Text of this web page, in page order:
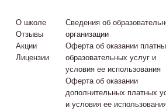
О школе
Отзывы
Акции
Лицензии
Сведения об
организации
Оферта об оказании
образовательных услуг и
условия ее использования
Оферта об оказании
дополнительных платных
и условия ее